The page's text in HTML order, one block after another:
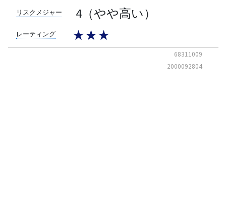
リスクメジャー 4（やや高い）
レーティング ★★★
68311009
2000092804